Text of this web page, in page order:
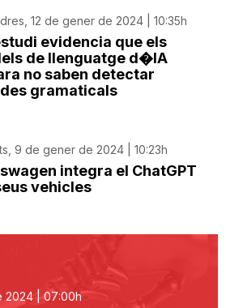
12 de gener de 2024 | 10:35h
evidencia que els
de llenguatge d�IA
no saben detectar
gramaticals
9 de gener de 2024 | 10:23h
integra el ChatGPT
vehicles
2024 | 07:00h